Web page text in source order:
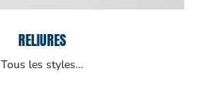
RELIURES
Tous les styles…